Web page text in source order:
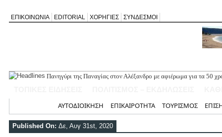
ΕΠΙΚΟΙΝΩΝΙΑ EDITORIAL ΧΟΡΗΓΙΕΣ ΣΥΝΔΕΣΜΟΙ
Πανηγύρι της Παναγίας στον Αλέξανδρο με αφιέρωμα για τα 50
Απευθείας ανάθεση για τη λειτουργία και παρακολούθηση του
Ναυάγιο του Β΄ Παγκοσμίου Πολέμου εντοπίστηκε ανοιχτά της
Διακομιδή 59χρονης από τον Καστό στο Μύτικα με μέριμνα του
ΑΥΤΟΔΙΟΙΚΗΣΗ ΕΠΙΚΑΙΡΟΤΗΤΑ ΤΟΥΡΙΣΜΟΣ
Published On: Δε, Αυγ 31st, 2020